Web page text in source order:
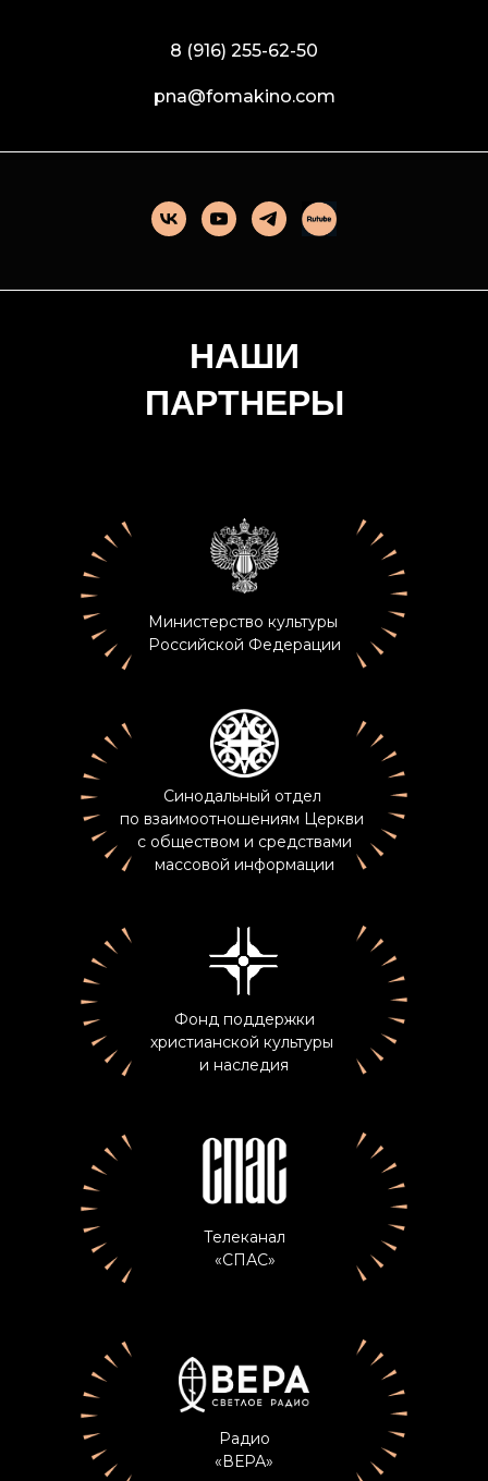
8 (916) 255-62-50
pna@fomakino.com
Телеканал
«СПАС»
Синодальный отдел
по взаимоотношениям Церкви
с обществом и средствами
массовой информации
Фонд поддержки
христианской культуры
и наследия
Министерство культуры
Российской Федерации
НАШИ
ПАРТНЕРЫ
Радио
«ВЕРА»